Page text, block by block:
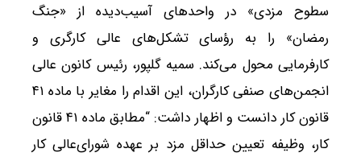
سطوح مزدی» در واحدهای آسیب‌دیده از «جنگ
رمضان» را به رؤسای تشکل‌های عالی کارگری و
کارفرمایی محول می‌کند. سمیه گلپور، رئیس کانون عالی
انجمن‌های صنفی کارگران، این اقدام را مغایر با ماده ۴۱
قانون کار دانست و اظهار داشت: “مطابق ماده ۴۱ قانون
کار، وظیفه تعیین حداقل مزد بر عهده شورای‌عالی کار